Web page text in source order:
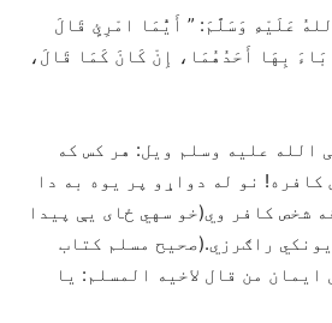
عَلَيْهِ وَسَلَّمَ: ” أَيُّمَا امْرِئٍ قَالَ
بِهَا أَحَدُهُمَا، إِنْ كَانَ كَمَا قَالَ،
الله علیه وسلم ویل: هر کس که
نو له دواړو پر یوه به دا
شخص کافر وي(خو سهي ځای يې پيدا
راګرزي.(صحیح مسلم کتاب
ایمان من قال لاخیه المسلم: یا